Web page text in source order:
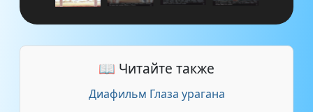
📖 Читайте также
Диафильм Глаза урагана